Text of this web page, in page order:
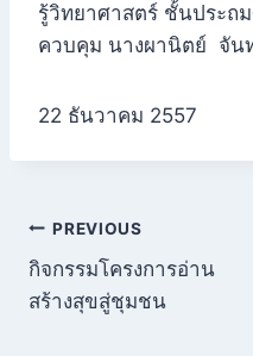
รู้วิทยาศาสตร์ ชั้นประถ
ควบคุม นางผานิตย์ จัน
22 ธันวาคม 2557
แนะแนว
เรื่อง
PREVIOUS
กิจกรรมโครงการอ่าน
สร้างสุขสู่ชุมชน